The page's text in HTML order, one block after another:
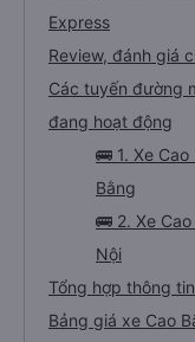
Express
Review, đánh giá
Các tuyến đường
đang hoạt động
🚌 1. Xe
Bằng
🚌 2. Xe
Nội
Tổng hợp thông
Bảng giá xe Cao